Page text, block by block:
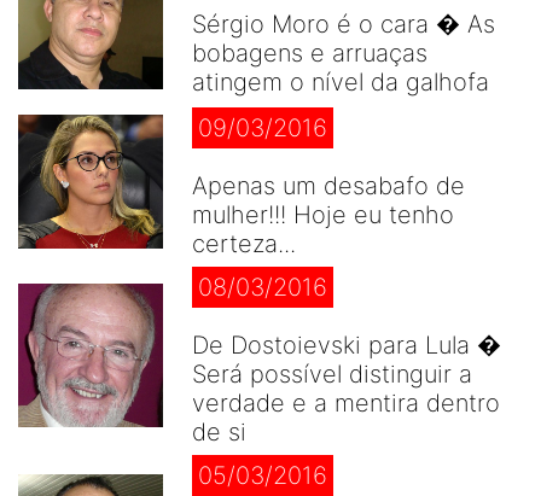
Sérgio Moro é o cara � As
bobagens e arruaças
atingem o nível da galhofa
09/03/2016
Apenas um desabafo de
mulher!!! Hoje eu tenho
certeza...
08/03/2016
De Dostoievski para Lula �
Será possível distinguir a
verdade e a mentira dentro
de si
05/03/2016